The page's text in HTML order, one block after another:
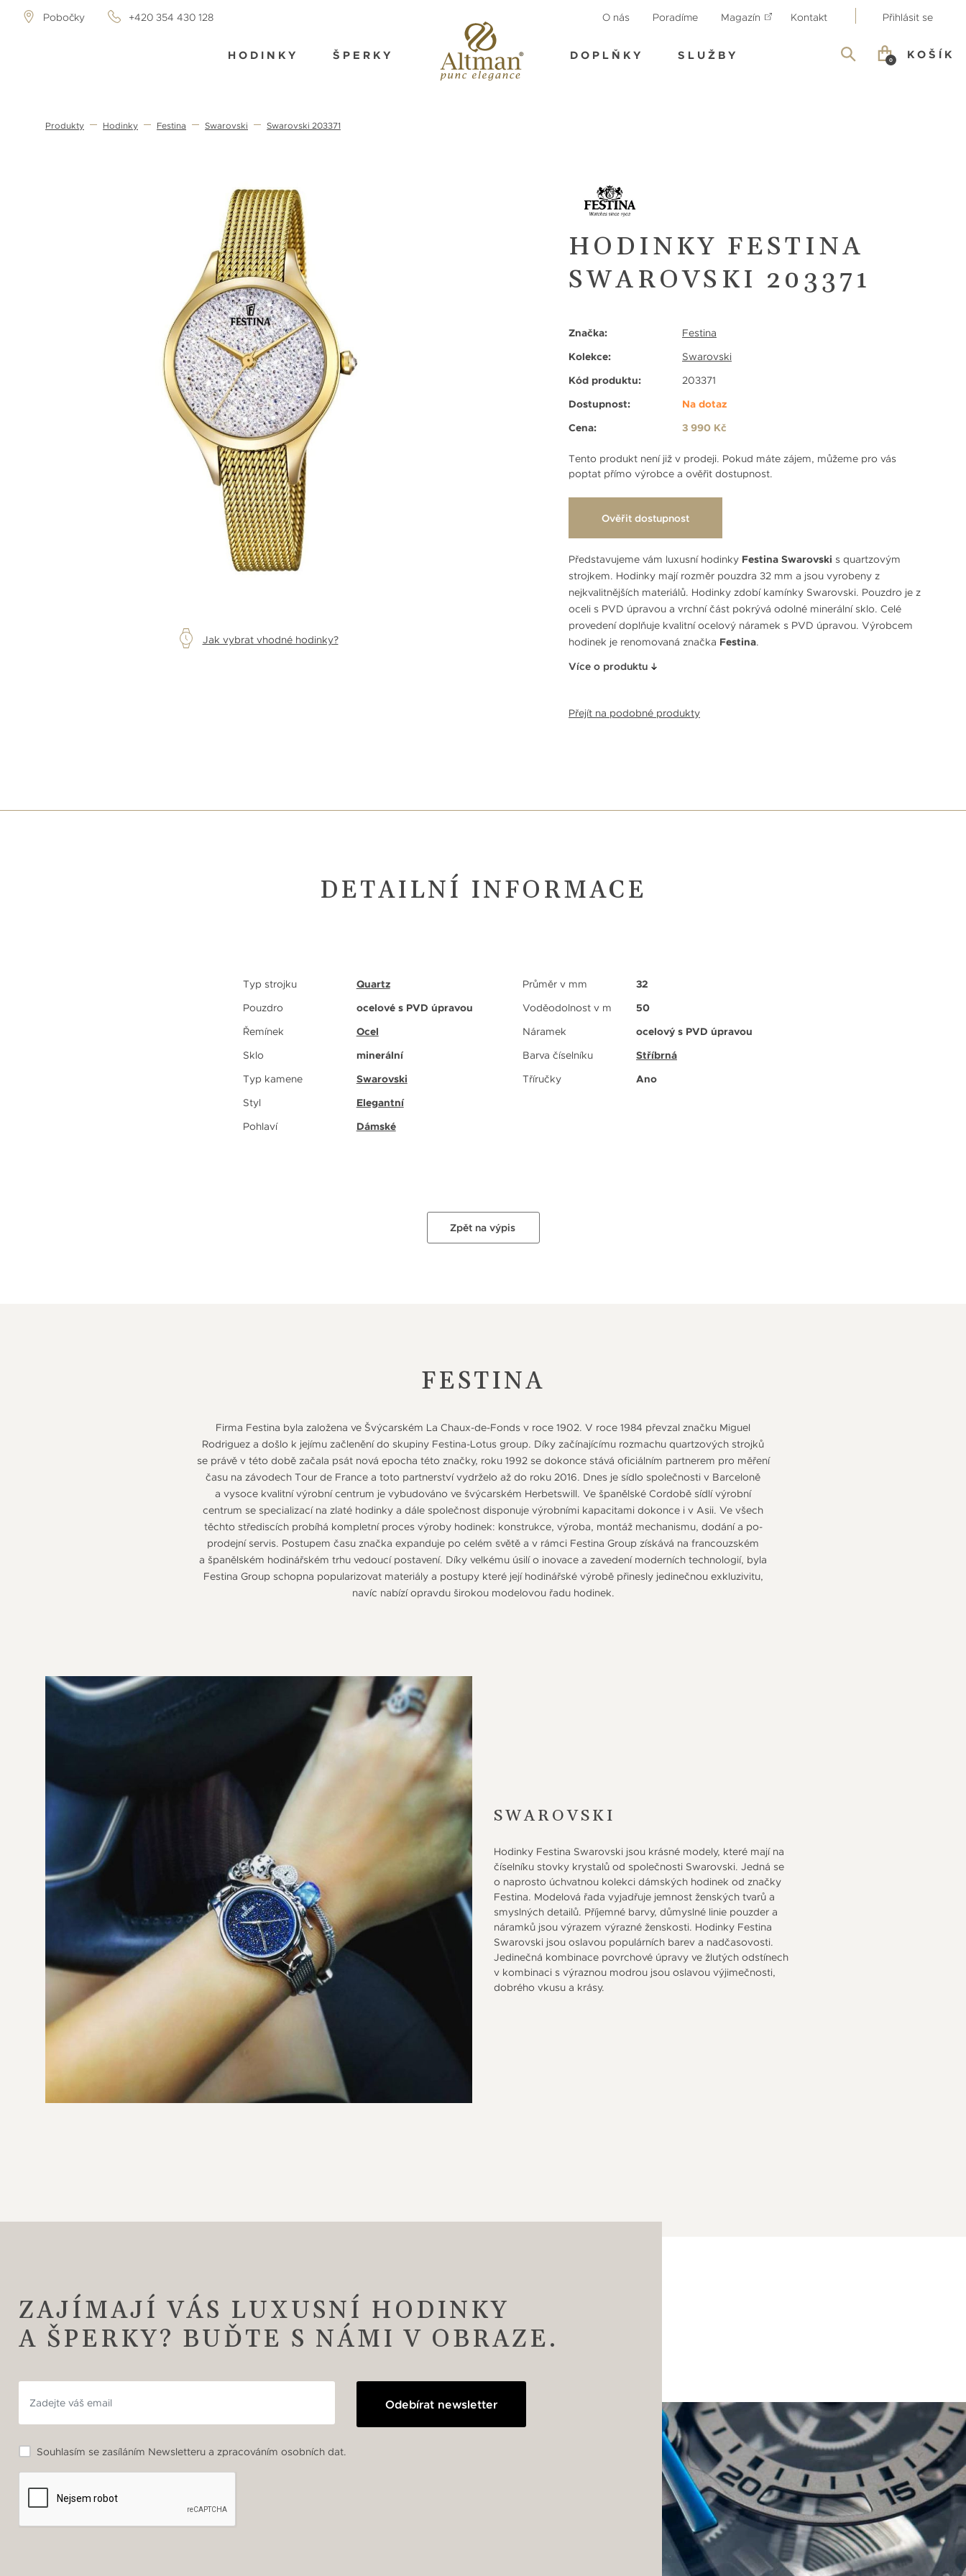
Pobočky +420 354 430 128 O nás Poradíme Magazín Kontakt Přihlásit se
HODINKY ŠPERKY DOPLŇKY SLUŽBY KOŠÍK
0
Produkty Hodinky Festina Swarovski Swarovski 203371
Jak vybrat vhodné hodinky?
HODINKY FESTINA
SWAROVSKI 203371
Značka:
Festina
Kolekce:
Swarovski
Kód produktu:
203371
Dostupnost:
Na dotaz
Cena:
3 990 Kč
Tento produkt není již v prodeji. Pokud máte zájem, můžeme pro vás
poptat přímo výrobce a ověřit dostupnost.
Ověřit dostupnost
Představujeme vám luxusní hodinky Festina Swarovski s quartzovým
strojkem. Hodinky mají rozměr pouzdra 32 mm a jsou vyrobeny z
nejkvalitnějších materiálů. Hodinky zdobí kamínky Swarovski. Pouzdro je z
oceli s PVD úpravou a vrchní část pokrývá odolné minerální sklo. Celé
provedení doplňuje kvalitní ocelový náramek s PVD úpravou. Výrobcem
hodinek je renomovaná značka Festina.
Více o produktu
Přejít na podobné produkty
DETAILNÍ INFORMACE
Typ strojku
Quartz
Pouzdro
ocelové s PVD úpravou
Řemínek
Ocel
Sklo
minerální
Typ kamene
Swarovski
Styl
Elegantní
Pohlaví
Dámské
Průměr v mm
32
Voděodolnost v m
50
Náramek
ocelový s PVD úpravou
Barva číselníku
Stříbrná
Tříručky
Ano
Zpět na výpis
FESTINA
Firma Festina byla založena ve Švýcarském La Chaux-de-Fonds v roce 1902. V roce 1984 převzal značku Miguel
Rodriguez a došlo k jejímu začlenění do skupiny Festina-Lotus group. Díky začínajícímu rozmachu quartzových strojků
se právě v této době začala psát nová epocha této značky, roku 1992 se dokonce stává oficiálním partnerem pro měření
času na závodech Tour de France a toto partnerství vydrželo až do roku 2016. Dnes je sídlo společnosti v Barceloně
a vysoce kvalitní výrobní centrum je vybudováno ve švýcarském Herbetswill. Ve španělské Cordobě sídlí výrobní
centrum se specializací na zlaté hodinky a dále společnost disponuje výrobními kapacitami dokonce i v Asii. Ve všech
těchto střediscích probíhá kompletní proces výroby hodinek: konstrukce, výroba, montáž mechanismu, dodání a po-
prodejní servis. Postupem času značka expanduje po celém světě a v rámci Festina Group získává na francouzském
a španělském hodinářském trhu vedoucí postavení. Díky velkému úsilí o inovace a zavedení moderních technologií, byla
Festina Group schopna popularizovat materiály a postupy které její hodinářské výrobě přinesly jedinečnou exkluzivitu,
navíc nabízí opravdu širokou modelovou řadu hodinek.
SWAROVSKI
Hodinky Festina Swarovski jsou krásné modely, které mají na
číselníku stovky krystalů od společnosti Swarovski. Jedná se
o naprosto úchvatnou kolekci dámských hodinek od značky
Festina. Modelová řada vyjadřuje jemnost ženských tvarů a
smyslných detailů. Příjemné barvy, důmyslné linie pouzder a
náramků jsou výrazem výrazné ženskosti. Hodinky Festina
Swarovski jsou oslavou populárních barev a nadčasovosti.
Jedinečná kombinace povrchové úpravy ve žlutých odstínech
v kombinaci s výraznou modrou jsou oslavou výjimečnosti,
dobrého vkusu a krásy.
ZAJÍMAJÍ VÁS LUXUSNÍ HODINKY
A ŠPERKY? BUĎTE S NÁMI V OBRAZE.
Odebírat newsletter
Souhlasím se zasíláním Newsletteru a zpracováním osobních dat.